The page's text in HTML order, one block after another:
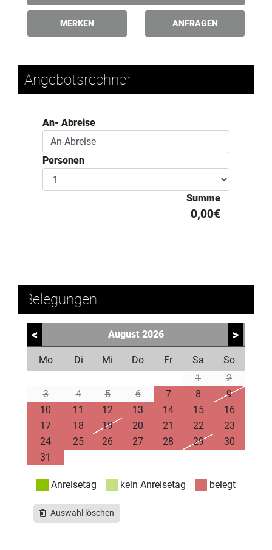
MERKEN ANFRAGEN
Angebotsrechner
An- Abreise
Personen
Summe
0,00€
Belegungen
< August 2026
Mo Di Mi Do Fr Sa
So
1
2
3
4 5 6 7 8
9
10
11 12 13 14 15
16
17
18 19 20 21 22
23
24
25 26 27 28 29
30
31
Anreisetag kein Anreisetag belegt
>
Auswahl löschen